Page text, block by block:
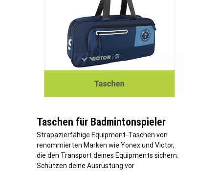
Taschen für Badmintonspieler
Strapazierfähige Equipment-Taschen von
renommierten Marken wie Yonex und Victor,
die den Transport deines Equipments sichern.
Schützen deine Ausrüstung vor